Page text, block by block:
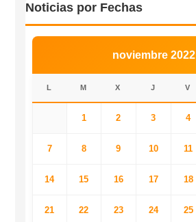
Noticias por Fechas
noviembre 2022
L M X J V
1 2 3 4
7 8 9 10 11
14 15 16 17 18
21 22 23 24 25